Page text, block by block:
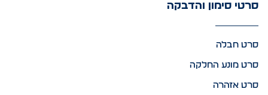
סרטי סימון והדבקה
סרט חבלה
סרט מונע החלקה
סרט אזהרה